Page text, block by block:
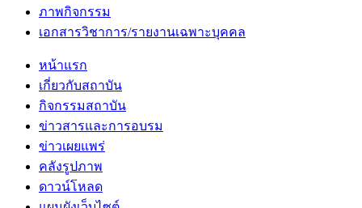
ภาพกิจกรรม
เอกสารวิชาการ/รายงานเฉพาะบุคคล
หน้าแรก
เกี่ยวกับสถาบัน
กิจกรรมสถาบัน
ข่าวสารและการอบรม
ข่าวเผยแพร่
คลังรูปภาพ
ดาวน์โหลด